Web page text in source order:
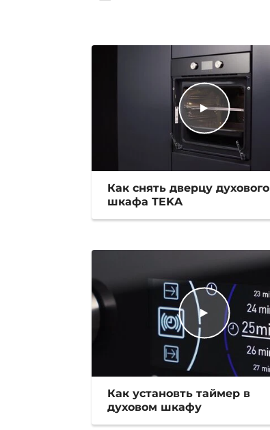
Как снять дверцу духового
шкафа TEKA
Как установть таймер в
духовом шкафу